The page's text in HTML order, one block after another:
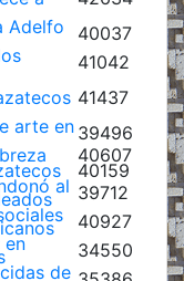
Adelfo
40037
41042
41437
arte en39496
40607
40159
al 39712
40927
en
34550
de